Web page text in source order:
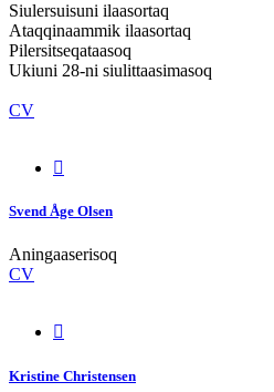
Siulersuisuni ilaasortaq
Ataqqinaammik ilaasortaq
Pilersitseqataasoq
Ukiuni 28-ni siulittaasimasoq
CV
Svend Åge Olsen
Aningaaserisoq
CV
Kristine Christensen